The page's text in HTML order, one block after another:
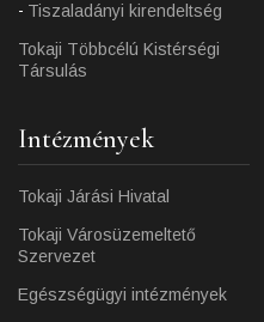
Tiszaladányi kirendeltség
Tokaji Többcélú Kistérségi
Társulás
Intézmények
Tokaji Járási Hivatal
Tokaji Városüzemeltető
Szervezet
Egészségügyi intézmények